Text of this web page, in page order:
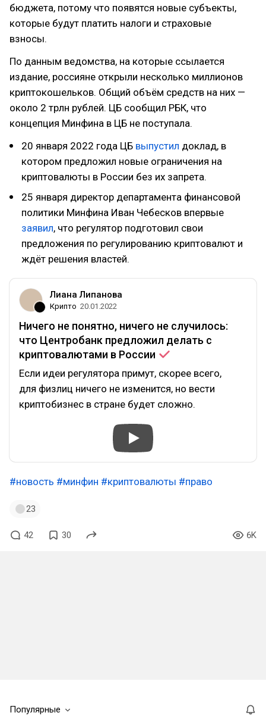
бюджета, потому что появятся новые субъекты,
которые будут платить налоги и страховые
взносы.
По данным ведомства, на которые ссылается
издание, россияне открыли несколько миллионов
криптокошельков. Общий объём средств на них —
около 2 трлн рублей. ЦБ сообщил РБК, что
концепция Минфина в ЦБ не поступала.
20 января 2022 года ЦБ выпустил доклад, в
котором предложил новые ограничения на
криптовалюты в России без их запрета.
25 января директор департамента финансовой
политики Минфина Иван Чебесков впервые
заявил, что регулятор подготовил свои
предложения по регулированию криптовалют и
ждёт решения властей.
Лиана Липанова
Крипто 20.01.2022
Ничего не понятно, ничего не случилось:
что Центробанк предложил делать с
криптовалютами в России
Если идеи регулятора примут, скорее всего,
для физлиц ничего не изменится, но вести
криптобизнес в стране будет сложно.
#новость #минфин #криптовалюты #право
23
42 30 6K
Популярные